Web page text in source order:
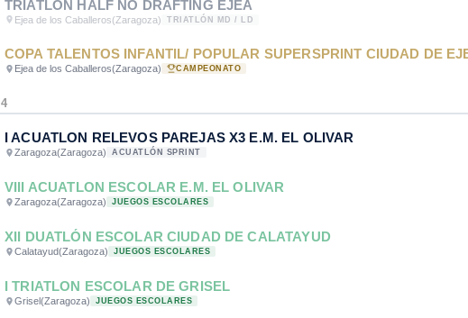
TRIATLÓN HALF NO DRAFTING EJEA
Ejea de los Caballeros(Zaragoza) TRIATLÓN MD / LD
COPA TALENTOS INFANTIL/ POPULAR SUPERSPRINT CIUDAD DE
Ejea de los Caballeros(Zaragoza) CAMPEONATO
4
I ACUATLON RELEVOS PAREJAS X3 E.M. EL OLIVAR
Zaragoza(Zaragoza) ACUATLÓN SPRINT
VIII ACUATLON ESCOLAR E.M. EL OLIVAR
Zaragoza(Zaragoza) JUEGOS ESCOLARES
XII DUATLÓN ESCOLAR CIUDAD DE CALATAYUD
Calatayud(Zaragoza) JUEGOS ESCOLARES
I TRIATLON ESCOLAR DE GRISEL
Grisel(Zaragoza) JUEGOS ESCOLARES